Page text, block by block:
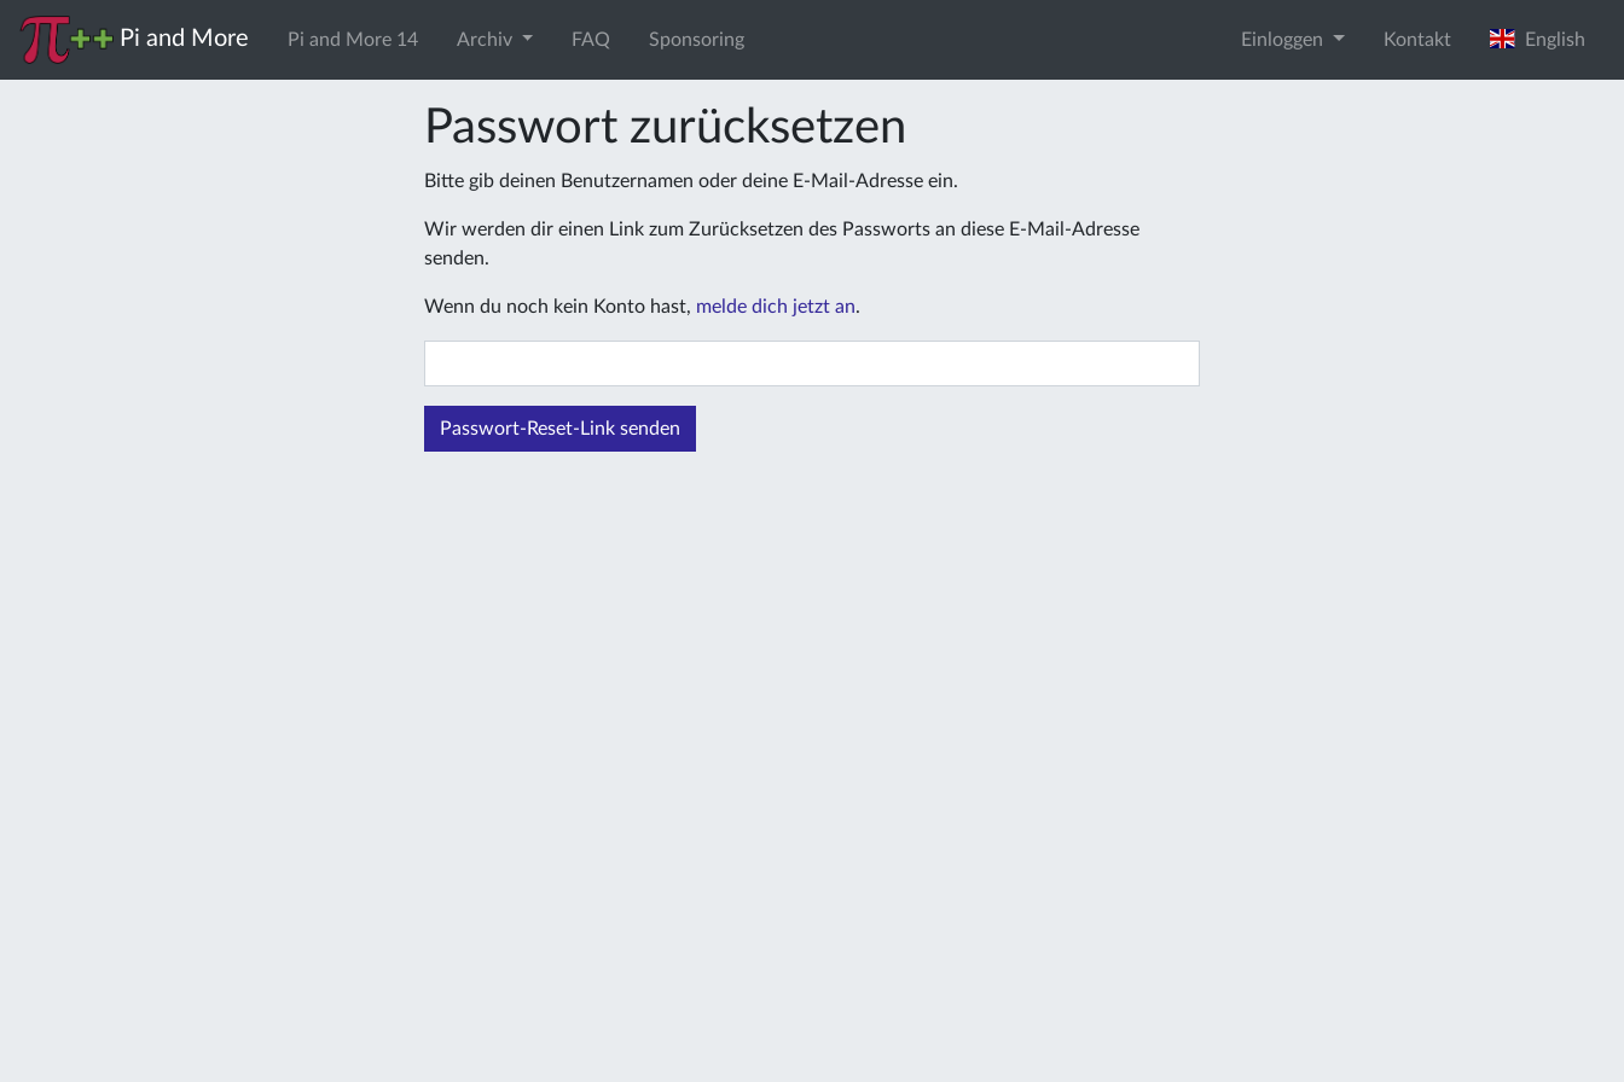
Pi and More Pi and More 14 Archiv FAQ Sponsoring Einloggen Kontakt English
Passwort zurücksetzen
Bitte gib deinen Benutzernamen oder deine E-Mail-Adresse ein.
Wir werden dir einen Link zum Zurücksetzen des Passworts an diese E-Mail-Adresse
senden.
Wenn du noch kein Konto hast, melde dich jetzt an.